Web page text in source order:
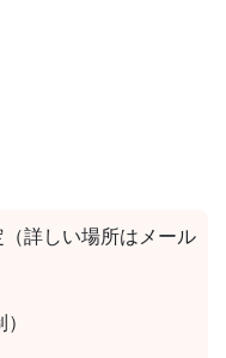
詳しい場所はメール